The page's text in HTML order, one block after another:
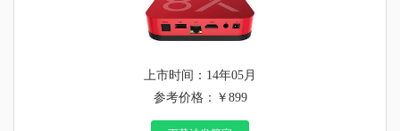
上市时间：14年05月
参考价格：￥899